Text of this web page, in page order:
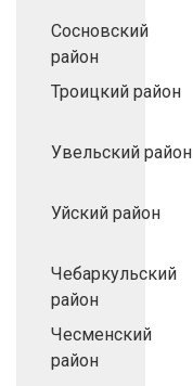
Сосновский
район
Троицкий район
Увельский район
Уйский район
Чебаркульский
район
Чесменский
район